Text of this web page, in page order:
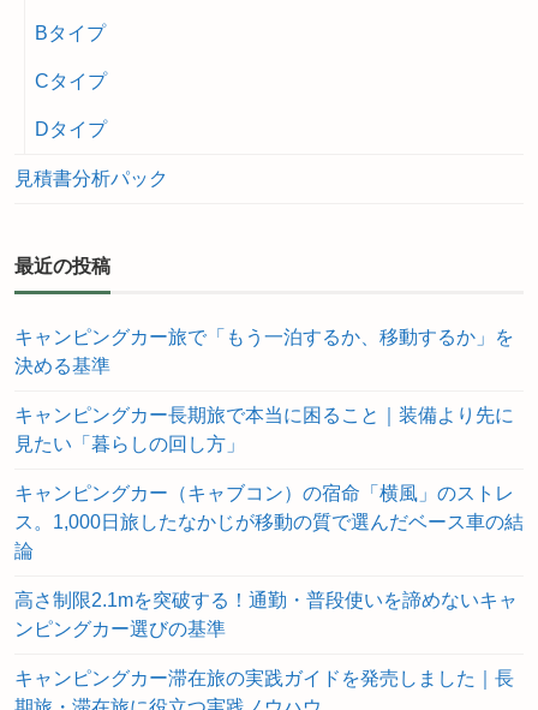
Bタイプ
Cタイプ
Dタイプ
見積書分析パック
最近の投稿
キャンピングカー旅で「もう一泊するか、移動するか」を
決める基準
キャンピングカー長期旅で本当に困ること｜装備より先に
見たい「暮らしの回し方」
キャンピングカー（キャブコン）の宿命「横風」のストレ
ス。1,000日旅したなかじが移動の質で選んだベース車の結
論
高さ制限2.1mを突破する！通勤・普段使いを諦めないキャ
ンピングカー選びの基準
キャンピングカー滞在旅の実践ガイドを発売しました｜長